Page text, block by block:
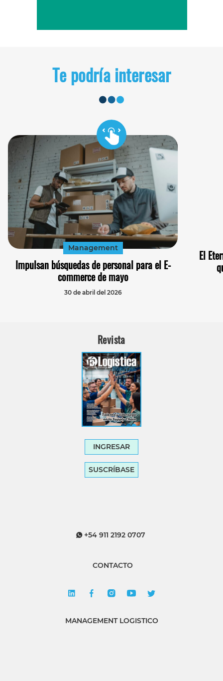
Te podría interesar
Management
Impulsan búsquedas de personal para el E-
commerce de mayo
30 de abril del 2026
El
Revista
INGRESAR
SUSCRÍBASE
+54 911 2192 0707
CONTACTO
MANAGEMENT LOGISTICO